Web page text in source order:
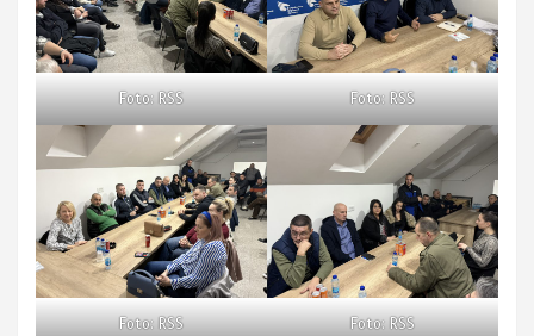
Foto: RSS Foto: RSS
Foto: RSS Foto: RSS